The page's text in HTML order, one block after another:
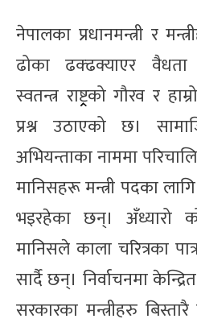
नेपालका प्रधानमन्त्री र
ढोका ढक्ढक्याएर वैधता
स्वतन्त्र राष्ट्र्रको गौरव र
प्रश्न उठाएको छ।
अभियन्ताका नाममा
मानिसहरू मन्त्री पदका
भइरहेका छन्। अँध्यारो
मानिसले काला चरित्रका
सार्दै छन्। निर्वाचनमा
सरकारका मन्त्रीहरु